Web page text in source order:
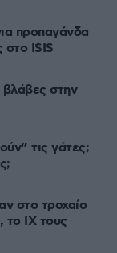
προπαγάνδα
στο ISIS
στην
τις γάτες;
στο τροχαίο
το ΙΧ τους